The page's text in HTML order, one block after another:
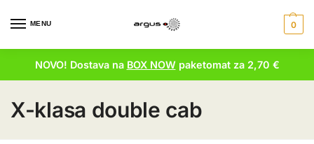
MENU 0
NOVO! Dostava na BOX NOWpaketomat za 2,70 €
X-klasa double cab